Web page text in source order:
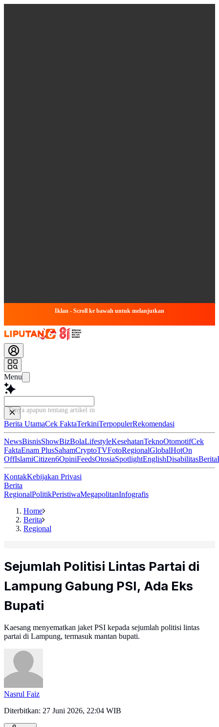
Iklan - Scroll ke bawah untuk melanjutkan
Menu
Tanya apapun tentang artikel ini...
Berita UtamaCek FaktaTerkiniTerpopulerRekomendasi
NewsBisnisShowBizBolaLifestyleKesehatanTeknoOtomotifCek
FaktaEnam PlusSahamCryptoTVFotoRegionalGlobalHotOn
OffIslamiCitizen6OpiniFeedsOtosiaSpotlightEnglishDisabilitasBerita
KontakKebijakan Privasi
Berita
RegionalPolitikPeristiwaMegapolitanInfografis
Home
Berita
Regional
Sejumlah Politisi Lintas Partai di
Lampung Gabung PSI, Ada Eks
Bupati
Kaesang menyematkan jaket PSI kepada sejumlah politisi lintas
partai di Lampung, termasuk mantan bupati.
Nasrul Faiz
Diterbitkan: 27 Juni 2026, 22:04 WIB